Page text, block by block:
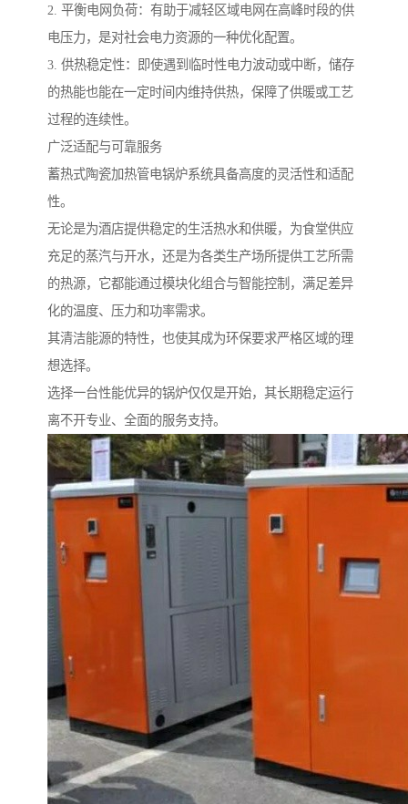
2. 平衡电网负荷：有助于减轻区域电网在高峰时段的供
电压力，是对社会电力资源的一种优化配置。
3. 供热稳定性：即使遇到临时性电力波动或中断，储存
的热能也能在一定时间内维持供热，保障了供暖或工艺
过程的连续性。
广泛适配与可靠服务
蓄热式陶瓷加热管电锅炉系统具备高度的灵活性和适配
性。
无论是为酒店提供稳定的生活热水和供暖，为食堂供应
充足的蒸汽与开水，还是为各类生产场所提供工艺所需
的热源，它都能通过模块化组合与智能控制，满足差异
化的温度、压力和功率需求。
其清洁能源的特性，也使其成为环保要求严格区域的理
想选择。
选择一台性能优异的锅炉仅仅是开始，其长期稳定运行
离不开专业、全面的服务支持。